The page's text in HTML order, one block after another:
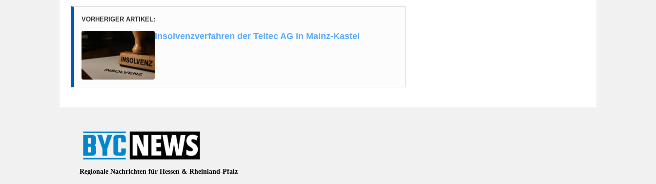
VORHERIGER ARTIKEL:
Insolvenzverfahren der Teltec AG in Mainz-Kastel
Regionale Nachrichten für Hessen & Rheinland-Pfalz